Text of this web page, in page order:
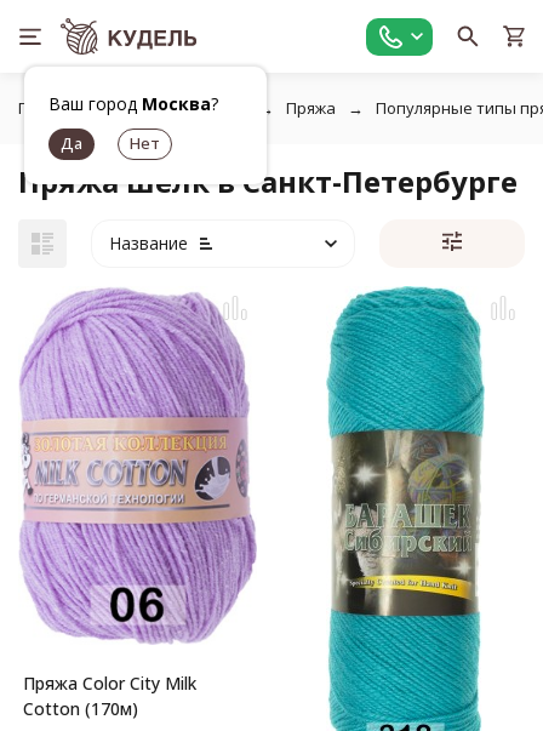
Ваш город Москва?
Главная Все для вязания Пряжа Популярные типы
Пряжа шелк в Санкт-Петербурге
Название
Пряжа Color City Milk
Cotton (170м)